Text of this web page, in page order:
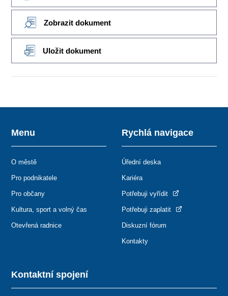
Zobrazit dokument
Uložit dokument
Kontaktní spojení
Menu
O městě
Pro podnikatele
Pro občany
Kultura, sport a volný čas
Otevřená radnice
Rychlá navigace
Úřední deska
Kariéra
Potřebuji vyřídit
Potřebuji zaplatit
Diskuzní fórum
Kontakty